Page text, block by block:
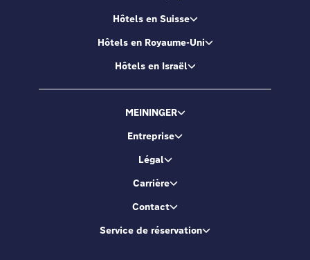
Hôtels en Suisse
Hôtels en Royaume-Uni
Hôtels en Israël
MEININGER
Entreprise
Légal
Carrière
Contact
Service de réservation